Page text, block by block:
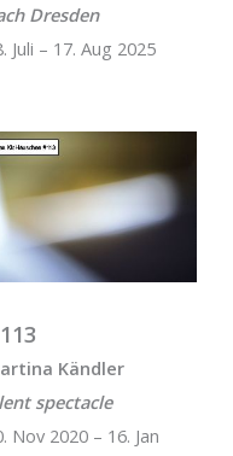
Dresden
Juli – 17. Aug 2025
Kändler
spectacle
Nov 2020 – 16. Jan